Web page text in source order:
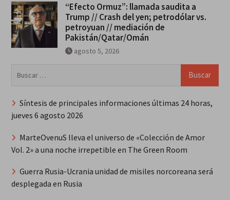
“Efecto Ormuz”: llamada saudita a
Trump // Crash del yen; petrodólar vs.
petroyuan // mediación de
Pakistán/Qatar/Omán
agosto 5, 2026
Síntesis de principales informaciones últimas 24 horas,
jueves 6 agosto 2026
MarteOvenuS lleva el universo de «Colección de Amor
Vol. 2» a una noche irrepetible en The Green Room
Guerra Rusia-Ucrania unidad de misiles norcoreana será
desplegada en Rusia